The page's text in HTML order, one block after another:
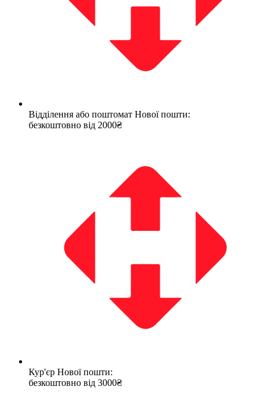
Відділення або поштомат Нової пошти:
безкоштовно від 2000₴
Кур'єр Нової пошти:
безкоштовно від 3000₴